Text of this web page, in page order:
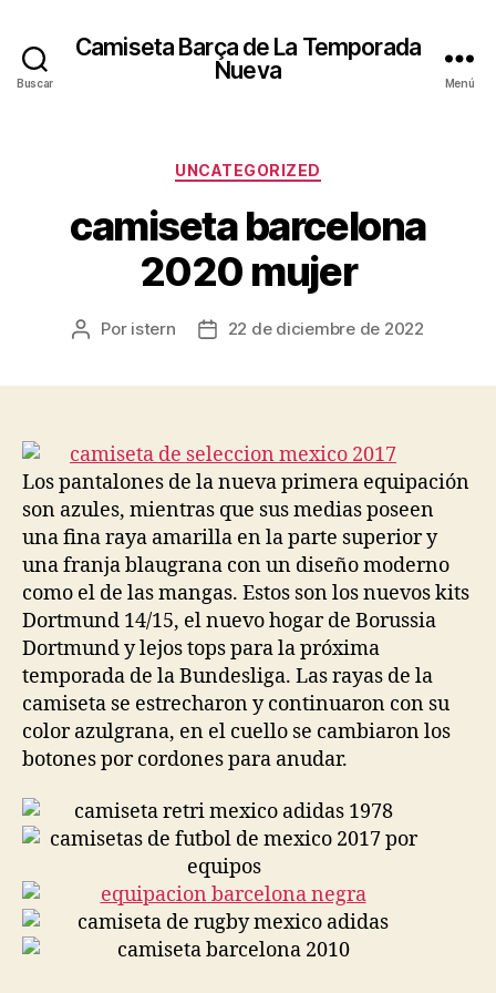
Buscar
Camiseta Barça de La Temporada
Nueva
Menú
Categorías
UNCATEGORIZED
camiseta barcelona
2020 mujer
Autor
Por istern
Fecha22 de diciembre de 2022
Los pantalones de la nueva primera equipación
son azules, mientras que sus medias poseen
una fina raya amarilla en la parte superior y
una franja blaugrana con un diseño moderno
como el de las mangas. Estos son los nuevos kits
Dortmund 14/15, el nuevo hogar de Borussia
Dortmund y lejos tops para la próxima
temporada de la Bundesliga. Las rayas de la
camiseta se estrecharon y continuaron con su
color azulgrana, en el cuello se cambiaron los
botones por cordones para anudar.